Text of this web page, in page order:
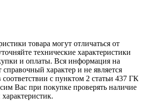
товара могут отличаться от
технические характеристики
и оплаты. Вся информация на
справочный характер и не является
с пунктом 2 статьи 437 ГК
Вас при покупке проверять наличие